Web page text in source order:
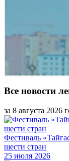
Все новости
за 8 августа 2026
Фестиваль
шести стран
25 июля 2026